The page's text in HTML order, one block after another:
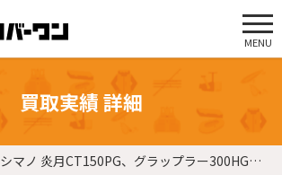
MENU
買取実績 詳細
シマノ 炎月CT150PG、グラップラー300HG、ヤマガブランクス ギャラハド GA-526S